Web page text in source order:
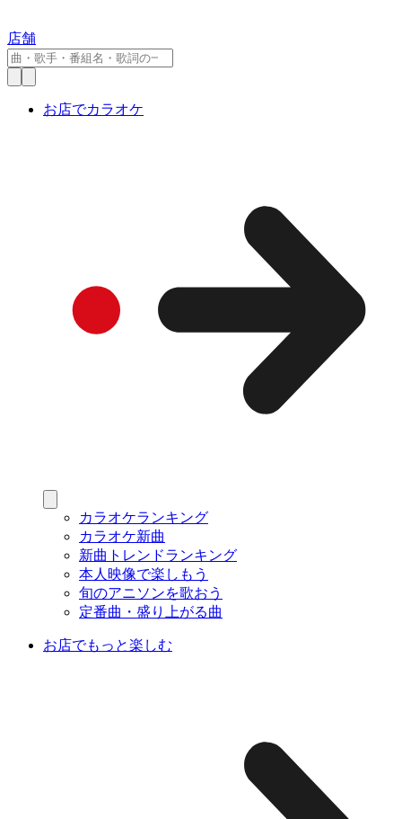
店舗
お店でカラオケ
カラオケランキング
カラオケ新曲
新曲トレンドランキング
本人映像で楽しもう
旬のアニソンを歌おう
定番曲・盛り上がる曲
お店でもっと楽しむ